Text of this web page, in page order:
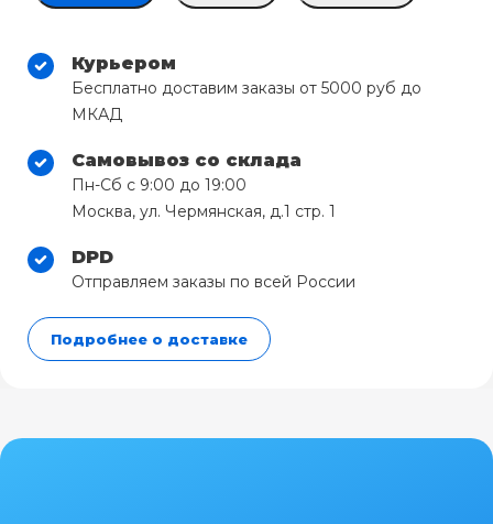
Курьером
Бесплатно доставим заказы от 5000 руб до
МКАД
Самовывоз со склада
Пн-Сб с 9:00 до 19:00
Москва, ул. Чермянская, д.1 стр. 1
DPD
Отправляем заказы по всей России
Подробнее о доставке